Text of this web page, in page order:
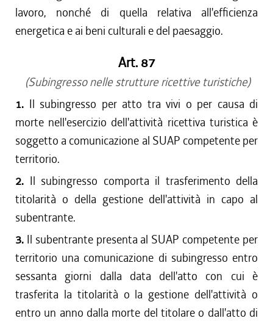
lavoro, nonché di quella relativa all'efficienza
energetica e ai beni culturali e del paesaggio.
Art. 87
(Subingresso nelle strutture ricettive turistiche)
1. Il subingresso per atto tra vivi o per causa di
morte nell'esercizio dell'attività ricettiva turistica è
soggetto a comunicazione al SUAP competente per
territorio.
2. Il subingresso comporta il trasferimento della
titolarità o della gestione dell'attività in capo al
subentrante.
3. Il subentrante presenta al SUAP competente per
territorio una comunicazione di subingresso entro
sessanta giorni dalla data dell'atto con cui è
trasferita la titolarità o la gestione dell'attività o
entro un anno dalla morte del titolare o dall'atto di